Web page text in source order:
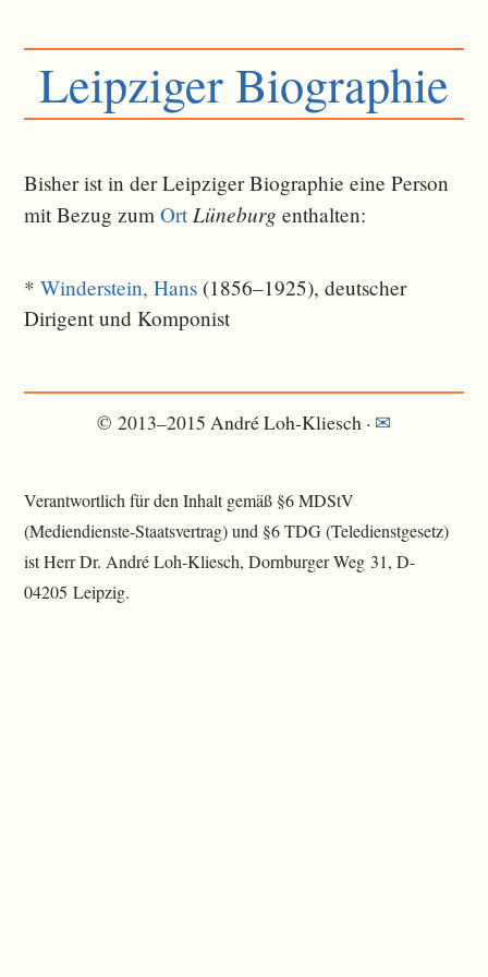
Leipziger Biographie
Bisher ist in der Leipziger Biographie eine Person
mit Bezug zumOrt Lüneburg ent­halten:
*Winderstein, Hans (1856–1925), deutscher
Dirigent und Komponist
© 2013–2015 André Loh-Kliesch · ✉
Verantwortlich für den Inhalt gemäß §6 MDStV
(Mediendienste-Staatsvertrag) und §6 TDG (Teledienstgesetz)
ist Herr Dr. André Loh-Kliesch, Dornburger Weg 31, D-
04205 Leipzig.